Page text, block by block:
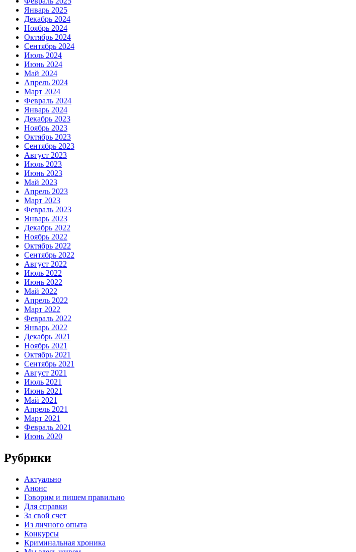
Январь 2025
Декабрь 2024
Ноябрь 2024
Октябрь 2024
Сентябрь 2024
Июль 2024
Июнь 2024
Май 2024
Апрель 2024
Март 2024
Февраль 2024
Январь 2024
Декабрь 2023
Ноябрь 2023
Октябрь 2023
Сентябрь 2023
Август 2023
Июль 2023
Июнь 2023
Май 2023
Апрель 2023
Март 2023
Февраль 2023
Январь 2023
Декабрь 2022
Ноябрь 2022
Октябрь 2022
Сентябрь 2022
Август 2022
Июль 2022
Июнь 2022
Май 2022
Апрель 2022
Март 2022
Февраль 2022
Январь 2022
Декабрь 2021
Ноябрь 2021
Октябрь 2021
Сентябрь 2021
Август 2021
Июль 2021
Июнь 2021
Май 2021
Апрель 2021
Март 2021
Февраль 2021
Июнь 2020
Рубрики
Актуально
Анонс
Говорим и пишем правильно
Для справки
За свой счет
Из личного опыта
Конкурсы
Криминальная хроника